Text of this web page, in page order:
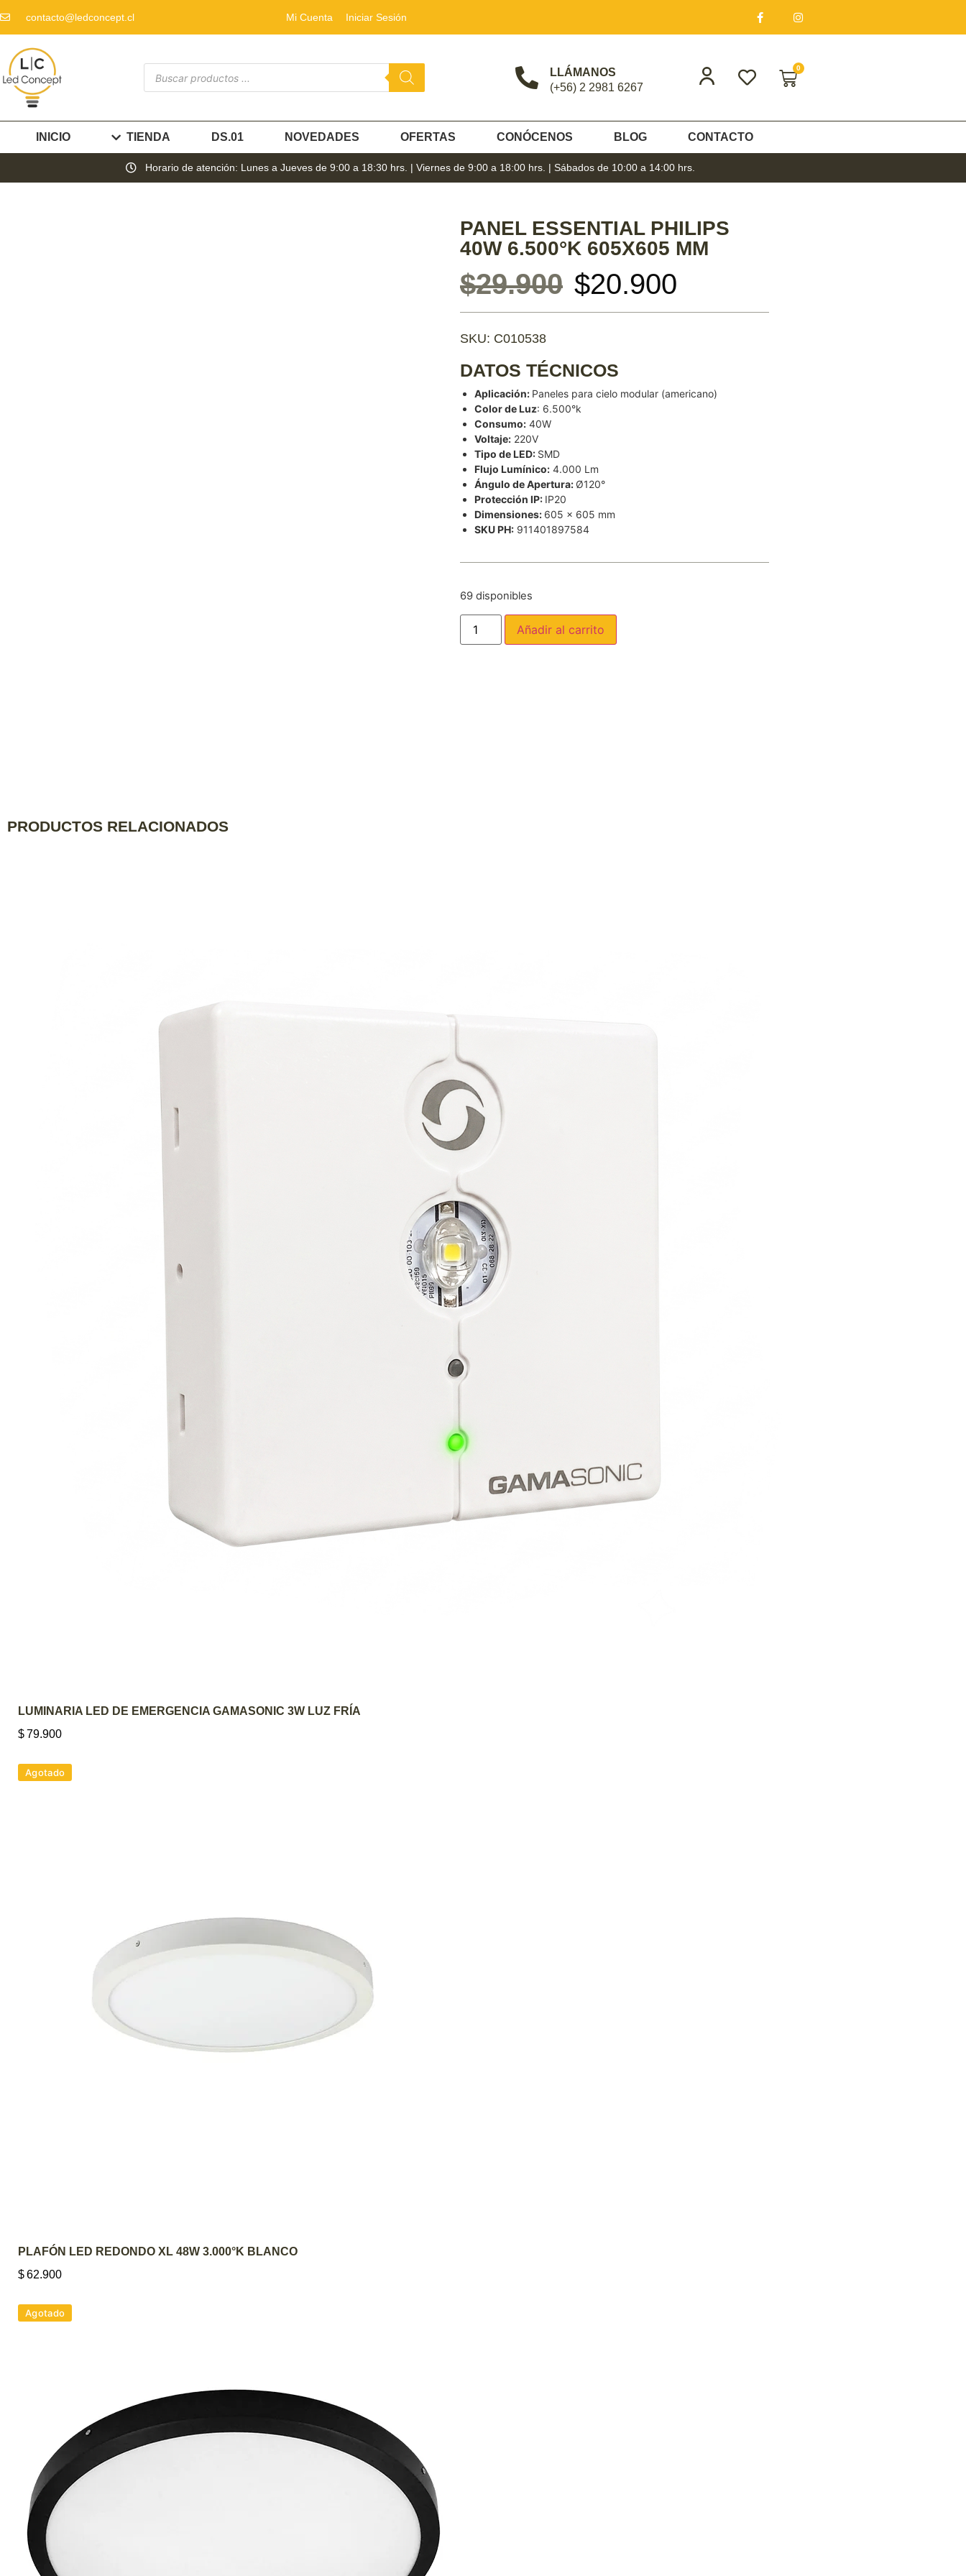
contacto@ledconcept.cl Mi Cuenta Iniciar Sesión
LLÁMANOS
(+56) 2 2981 6267
0
INICIO TIENDA DS.01 NOVEDADES OFERTAS CONÓCENOS BLOG CONTACTO
Horario de atención: Lunes a Jueves de 9:00 a 18:30 hrs. | Viernes de 9:00 a 18:00 hrs. | Sábados de 10:00 a 14:00 hrs.
PANEL ESSENTIAL PHILIPS
40W 6.500°K 605X605 MM
$29.900 $20.900
SKU: C010538
DATOS TÉCNICOS
Aplicación: Paneles para cielo modular (americano)
Color de Luz: 6.500°k
Consumo: 40W
Voltaje: 220V
Tipo de LED: SMD
Flujo Lumínico: 4.000 Lm
Ángulo de Apertura: Ø120°
Protección IP: IP20
Dimensiones: 605 x 605 mm
SKU PH: 911401897584
69 disponibles
Añadir al carrito
PRODUCTOS RELACIONADOS
AGREGAR AL CARRITO
LUMINARIA LED DE EMERGENCIA GAMASONIC 3W LUZ FRÍA
$79.900
Agotado
AGREGAR AL CARRITO
PLAFÓN LED REDONDO XL 48W 3.000°K BLANCO
$62.900
Agotado